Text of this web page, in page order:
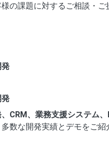
の課題に対するご相談・
発
発
CRM、業務支援システム
数な開発実績とデモをご紹